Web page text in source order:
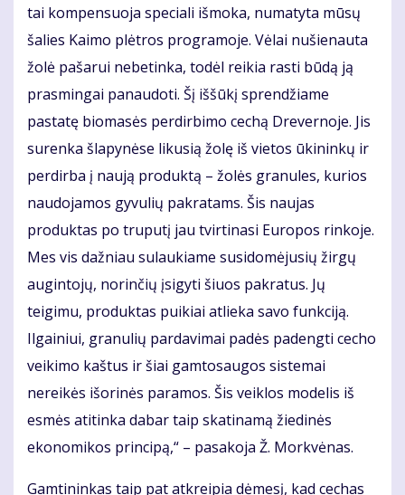
tai kompensuoja speciali išmoka, numatyta mūsų
šalies Kaimo plėtros programoje. Vėlai nušienauta
žolė pašarui nebetinka, todėl reikia rasti būdą ją
prasmingai panaudoti. Šį iššūkį sprendžiame
pastatę biomasės perdirbimo cechą Drevernoje. Jis
surenka šlapynėse likusią žolę iš vietos ūkininkų ir
perdirba į naują produktą – žolės granules, kurios
naudojamos gyvulių pakratams. Šis naujas
produktas po truputį jau tvirtinasi Europos rinkoje.
Mes vis dažniau sulaukiame susidomėjusių žirgų
augintojų, norinčių įsigyti šiuos pakratus. Jų
teigimu, produktas puikiai atlieka savo funkciją.
Ilgainiui, granulių pardavimai padės padengti cecho
veikimo kaštus ir šiai gamtosaugos sistemai
nereikės išorinės paramos. Šis veiklos modelis iš
esmės atitinka dabar taip skatinamą žiedinės
ekonomikos principą,“ – pasakoja Ž. Morkvėnas.
Gamtininkas taip pat atkreipia dėmesį, kad cechas